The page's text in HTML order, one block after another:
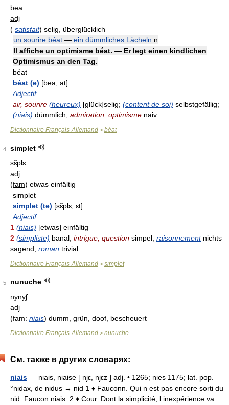
bea
adj
( satisfait) selig, überglücklich
un sourire béat — ein dümmliches Lächeln n
Il affiche un optimisme béat. — Er legt einen kindlichen
Optimismus an den Tag.
béat
béat (e) [bea, at]
Adjectif
air, sourire (heureux) [glück]selig; (content de soi) selbstgefällig;
(niais) dümmlich; admiration, optimisme naiv
Dictionnaire Français-Allemand > béat
4
simplet
sɛ̃plɛ
adj
(fam) etwas einfältig
simplet
simplet (te) [sɛ̃plε, εt]
Adjectif
1 (niais) [etwas] einfältig
2 (simpliste) banal; intrigue, question simpel; raisonnementnichts
sagend; roman trivial
Dictionnaire Français-Allemand > simplet
5
nunuche
nynyʃ
adj
(fam: niais) dumm, grün, doof, bescheuert
Dictionnaire Français-Allemand > nunuche
См. также в других словарях:
niais — niais, niaise [ njɛ, njɛz ] adj. • 1265; nies 1175; lat. pop.
°nidax, de nidus → nid 1 ♦ Fauconn. Qui n est pas encore sorti du
nid. Faucon niais. 2 ♦ Cour. Dont la simplicité, l inexpérience va